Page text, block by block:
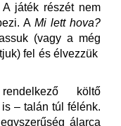
A játék részét nem
A Mi lett hova?
(vagy a még
fel és élvezzük
költő
– talán túl félénk.
álarca